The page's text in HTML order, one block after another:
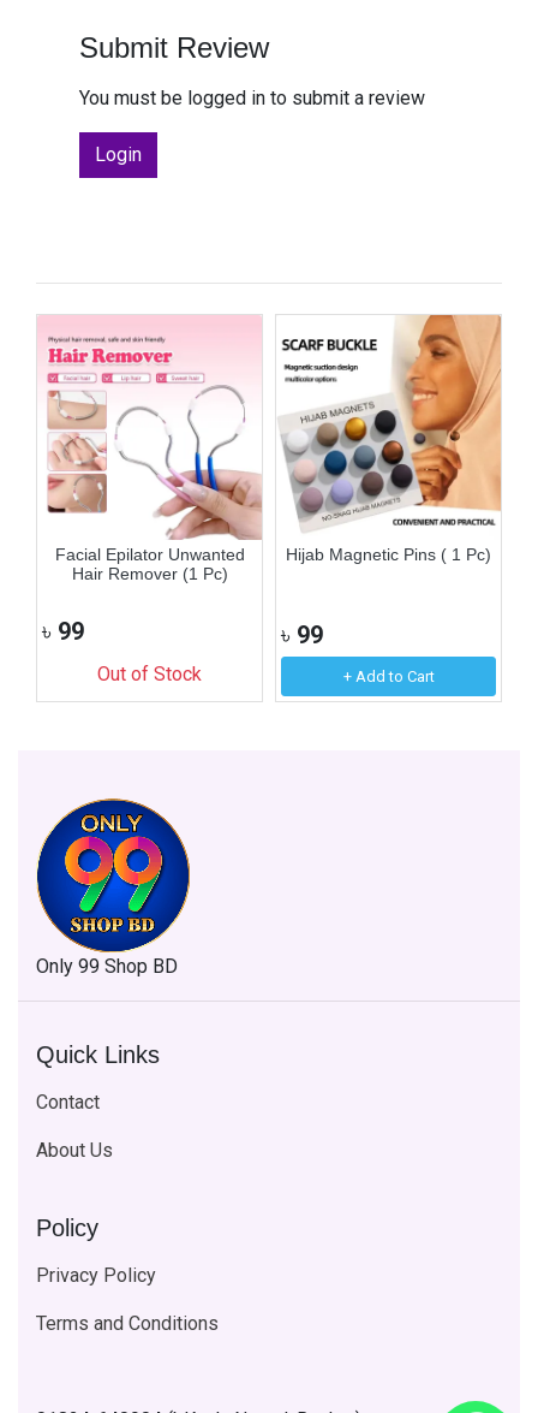
Submit Review
You must be logged in to submit a review
Login
Facial Epilator Unwanted
Hair Remover (1 Pc)
৳ 99
Out of Stock
Hijab Magnetic Pins ( 1 Pc)
৳ 99
+ Add to Cart
Only 99 Shop BD
Quick Links
Contact
About Us
Policy
Privacy Policy
Terms and Conditions